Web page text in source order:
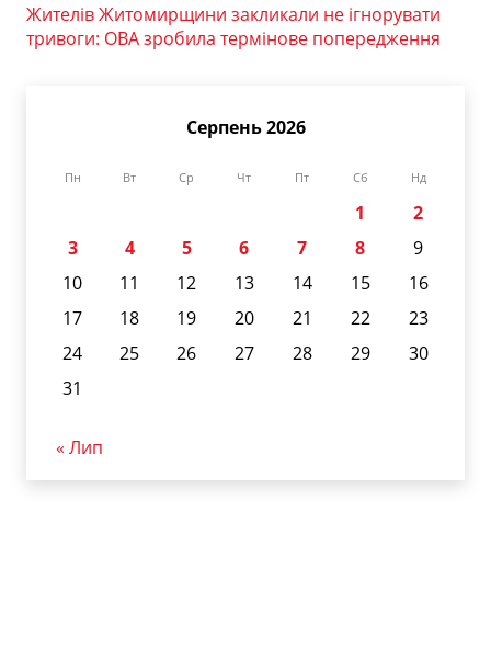
Жителів Житомирщини закликали не ігнорувати
тривоги: ОВА зробила термінове попередження
Серпень 2026
Пн Вт Ср Чт Пт Сб Нд
1
2
3
4 5 6 7 8
9
10
11 12 13 14 15
16
17
18 19 20 21 22
23
24
25 26 27 28 29
30
31
« Лип